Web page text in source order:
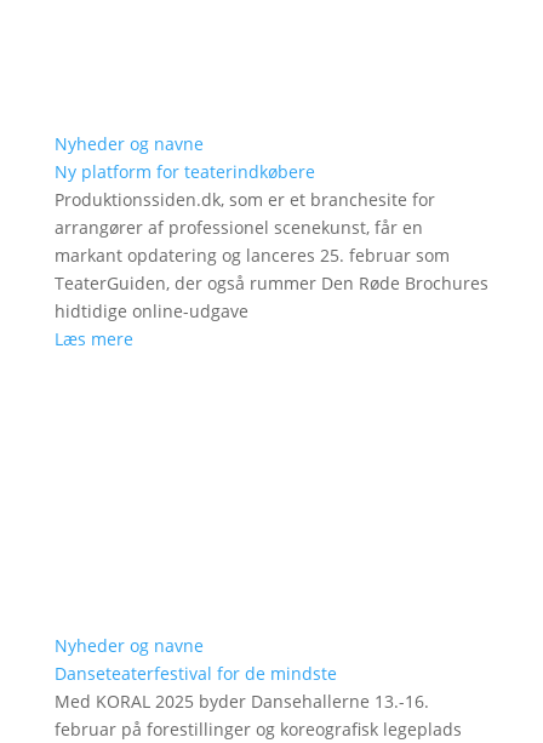
Nyheder og navne
Ny platform for teaterindkøbere
Produktionssiden.dk, som er et branchesite for
arrangører af professionel scenekunst, får en
markant opdatering og lanceres 25. februar som
TeaterGuiden, der også rummer Den Røde Brochures
hidtidige online-udgave
Læs mere
Nyheder og navne
Danseteaterfestival for de mindste
Med KORAL 2025 byder Dansehallerne 13.-16.
februar på forestillinger og koreografisk legeplads